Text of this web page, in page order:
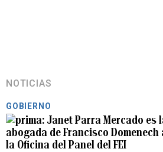
NOTICIAS
GOBIERNO
Janet Parra Mercado es
abogada de Francisco Domenech
la Oficina del Panel del FEI